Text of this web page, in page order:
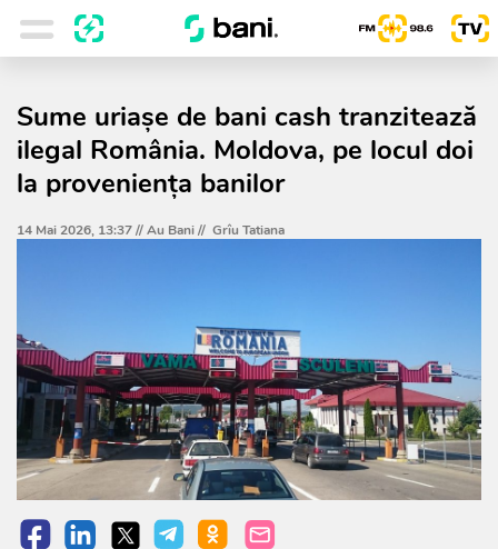
Sume uriașe de bani cash tranzitează
ilegal România. Moldova, pe locul doi
la proveniența banilor
14 Mai 2026, 13:37 //Au Bani// Grîu Tatiana